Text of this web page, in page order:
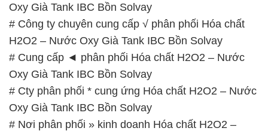
Oxy Già Tank IBC Bồn Solvay
# Công ty chuyên cung cấp √ phân phối Hóa chất
H2O2 – Nước Oxy Già Tank IBC Bồn Solvay
# Cung cấp ◄ phân phối Hóa chất H2O2 – Nước
Oxy Già Tank IBC Bồn Solvay
# Cty phân phối * cung ứng Hóa chất H2O2 – Nước
Oxy Già Tank IBC Bồn Solvay
# Nơi phân phối » kinh doanh Hóa chất H2O2 –